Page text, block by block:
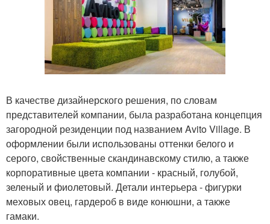
В качестве дизайнерского решения, по словам
представителей компании, была разработана концепция
загородной резиденции под названием Avito Village. В
оформлении были использованы оттенки белого и
серого, свойственные скандинавскому стилю, а также
корпоративные цвета компании - красный, голубой,
зеленый и фиолетовый. Детали интерьера - фигурки
меховых овец, гардероб в виде конюшни, а также
гамаки.